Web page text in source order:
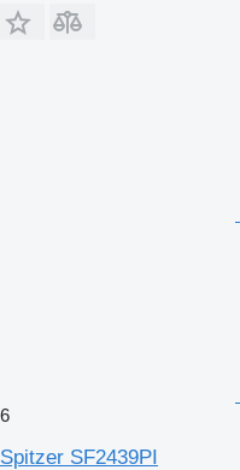
6
Spitzer SF2439PI